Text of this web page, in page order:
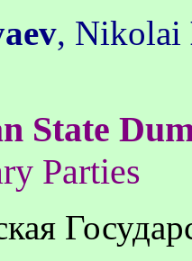
, Nikolai
State
Parties